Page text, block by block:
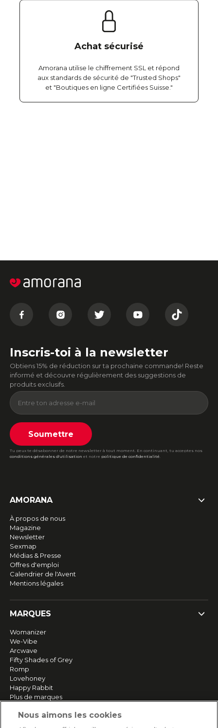
Achat sécurisé
Amorana utilise le chiffrement SSL et répond
aux standards de sécurité de "Trusted Shops"
et "Boutiques en ligne Certifiées Suisse."
Inscris-toi à la newsletter
Obtiens 15% de réduction sur ta prochaine commande! Reste
informé et découvre régulièrement des suggestions de
produits exclusifs.
Soumettre
Tu peux te désabonner de notre newsletter à tout moment. En continuant, tu acceptes nos
conditions générales d'utilisation et notre politique de confidentialité.
AMORANA
À propos de nous
Magazine
Newsletter
Sexmap
Médias & Presse
Offres d'emploi
Calendrier de l'Avent
Mentions légales
MARQUES
Womanizer
We-Vibe
Arcwave
Fifty Shades of Grey
Romp
Lovehoney
Happy Rabbit
Plus de marques
Nous aimons les cookies